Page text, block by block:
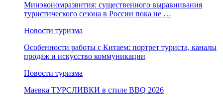
Минэкономразвития: существенного выравнивания
туристического сезона в России пока не …
Новости туризма
Особенности работы с Китаем: портрет туриста, каналы
продаж и искусство коммуникации
Новости туризма
Маевка ТУРСЛИВКИ в стиле BBQ 2026